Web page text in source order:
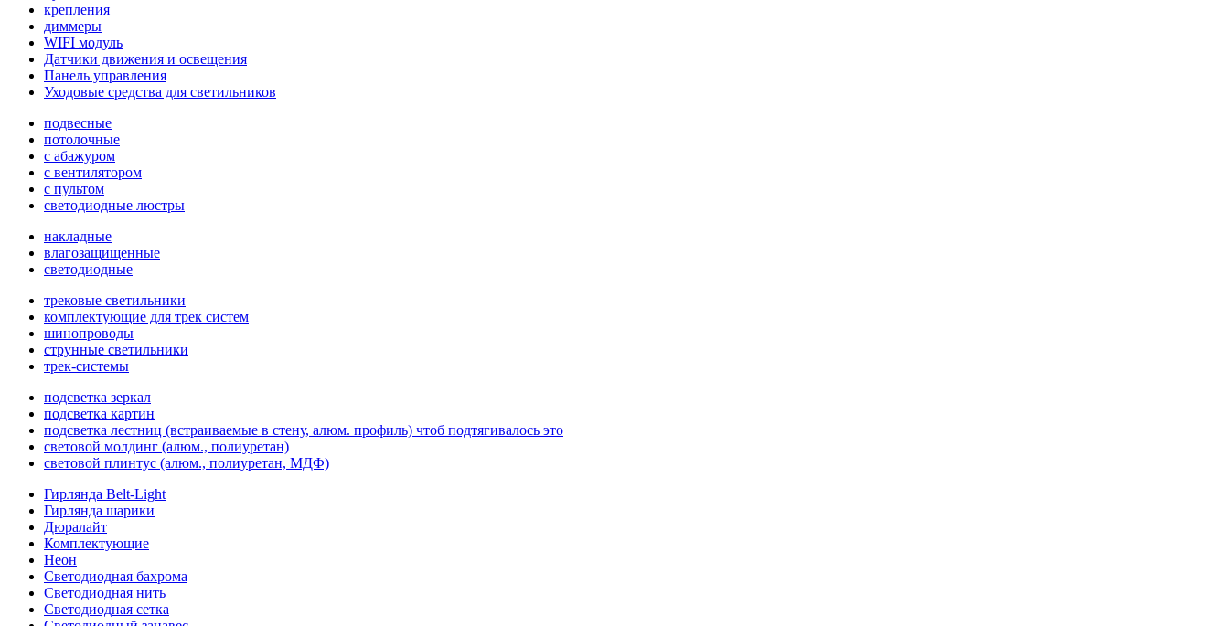
крепления
диммеры
WIFI модуль
Датчики движения и освещения
Панель управления
Уходовые средства для светильников
подвесные
потолочные
с абажуром
с вентилятором
с пультом
светодиодные люстры
накладные
влагозащищенные
светодиодные
трековые светильники
комплектующие для трек систем
шинопроводы
струнные светильники
трек-системы
подсветка зеркал
подсветка картин
подсветка лестниц (встраиваемые в стену, алюм. профиль) чтоб подтягивалось это
световой молдинг (алюм., полиуретан)
световой плинтус (алюм., полиуретан, МДФ)
Гирлянда Belt-Light
Гирлянда шарики
Дюралайт
Комплектующие
Неон
Светодиодная бахрома
Светодиодная нить
Светодиодная сетка